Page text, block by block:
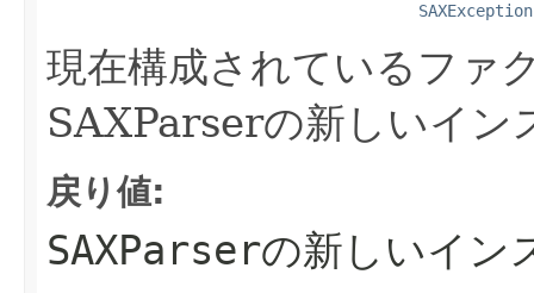
SAXException
現在構成されているファ
SAXParserの新しいイン
戻り値:
SAXParserの新しいイン